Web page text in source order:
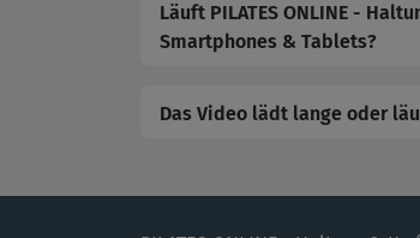
Läuft PILATES ONLINE -
Smartphones & Tablets?
Das Video lädt lange oder